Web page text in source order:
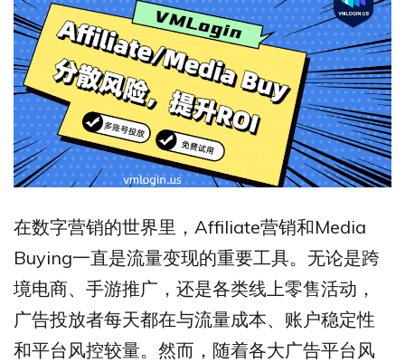
在数字营销的世界里，Affiliate营销和Media
Buying一直是流量变现的重要工具。无论是跨
境电商、手游推广，还是各类线上零售活动，
广告投放者每天都在与流量成本、账户稳定性
和平台风控较量。然而，随着各大广告平台风